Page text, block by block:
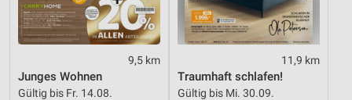
9,5 km
Junges Wohnen
Gültig bis Fr. 14.08.
11,9 km
Traumhaft schlafen!
Gültig bis Mi. 30.09.